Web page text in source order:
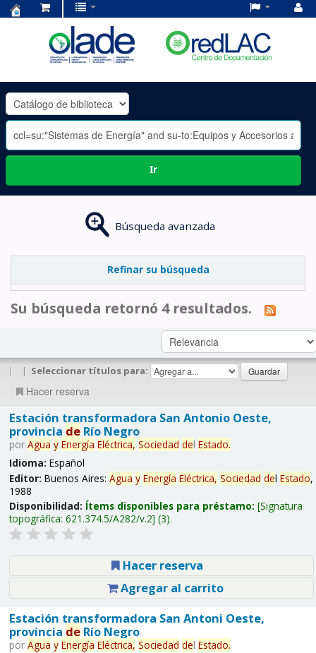
OLADE
-
Ir
Búsqueda avanzada
Refinar su búsqueda
Su búsqueda retornó 4 resultados.
| | Seleccionar títulos para:
Hacer reserva
Estación transformadora San Antonio Oeste,
provincia deRío Negro
por Agua y Energía Eléctrica, Sociedad del Estado.
Idioma: Español
Editor: Buenos Aires: Agua y Energía Eléctrica, Sociedad del Estado,
1988
Disponibilidad: Ítems disponibles para préstamo: Signatura
topográfica: 621.374.5/A282/v.2 (3).
Hacer reserva
Agregar al carrito
Estación transformadora San Antoni Oeste,
provincia deRío Negro
por Agua y Energía Eléctrica, Sociedad del Estado.